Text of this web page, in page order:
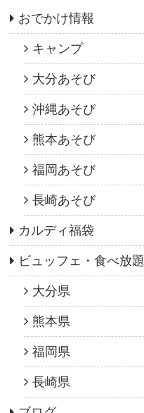
おでかけ情報
キャンプ
大分あそび
沖縄あそび
熊本あそび
福岡あそび
長崎あそび
カルディ福袋
ビュッフェ・食べ放題
大分県
熊本県
福岡県
長崎県